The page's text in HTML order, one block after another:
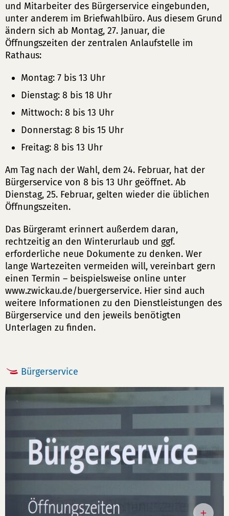
und Mitarbeiter des Bürgerservice eingebunden,
unter anderem im Briefwahlbüro. Aus diesem Grund
ändern sich ab Montag, 27. Januar, die
Öffnungszeiten der zentralen Anlaufstelle im
Rathaus:
Montag: 7 bis 13 Uhr
Dienstag: 8 bis 18 Uhr
Mittwoch: 8 bis 13 Uhr
Donnerstag: 8 bis 15 Uhr
Freitag: 8 bis 13 Uhr
Am Tag nach der Wahl, dem 24. Februar, hat der
Bürgerservice von 8 bis 13 Uhr geöffnet. Ab
Dienstag, 25. Februar, gelten wieder die üblichen
Öffnungszeiten.
Das Bürgeramt erinnert außerdem daran,
rechtzeitig an den Winterurlaub und ggf.
erforderliche neue Dokumente zu denken. Wer
lange Wartezeiten vermeiden will, vereinbart gern
einen Termin – beispielsweise online unter
www.zwickau.de/buergerservice. Hier sind auch
weitere Informationen zu den Dienstleistungen des
Bürgerservice und den jeweils benötigten
Unterlagen zu finden.
Bürgerservice